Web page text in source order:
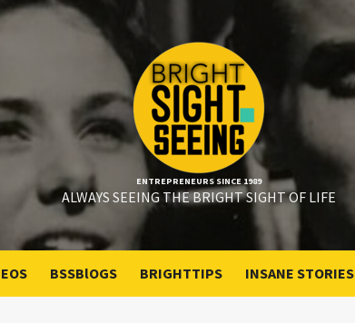
ENTREPRENEURS SINCE 1989
ALWAYS SEEING THE BRIGHT SIGHT OF LIFE
BSSBlOGS BRIGHTTIPS INSANE STORIES